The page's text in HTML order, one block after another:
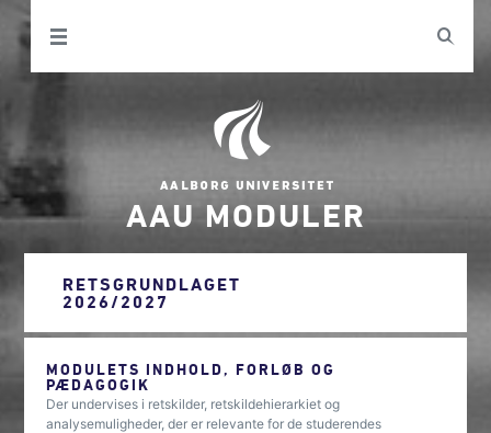
AAU MODULER
RETSGRUNDLAGET
2026/2027
MODULETS INDHOLD, FORLØB OG
PÆDAGOGIK
Der undervises i retskilder, retskildehierarkiet og
analysemuligheder, der er relevante for de studerendes